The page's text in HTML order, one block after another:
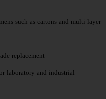
such as cartons and multi-layer
replacement
laboratory and industrial